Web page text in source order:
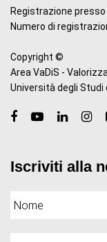
Registrazione
Numero di
Copyright ©
Area VaDiS -
Università degli Studi
Iscriviti alla